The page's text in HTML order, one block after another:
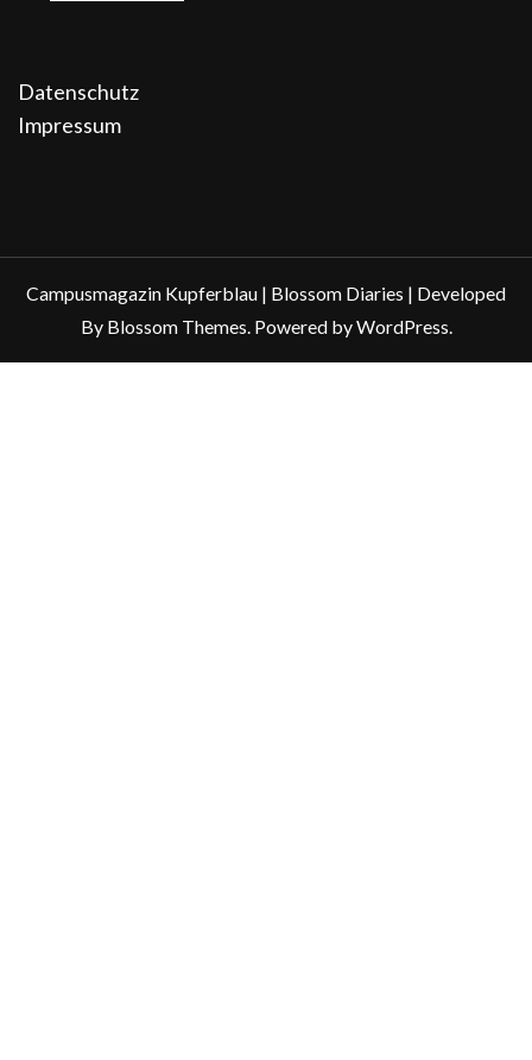
Datenschutz
Impressum
Campusmagazin Kupferblau | Blossom Diaries | Developed
By Blossom Themes . Powered byWordPress